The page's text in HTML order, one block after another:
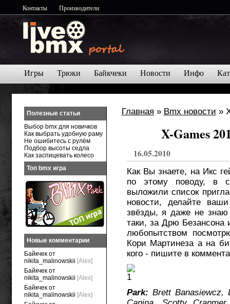
Контакты Производители
Игры Трюки Байкчеки Новости Инфо
Главная » Bmx новости »
X-Games
16.05.2010
Как Вы знаете, на Икс
по этому поводу, в
выложили список
новости, делайте
звёзды, я даже не знаю
таки, за Дрю Безансона
любопытством
Кори Мартинеза а на
кого - пишите в
Park: Brett Banasiewcz,
Полезные статьи
Выбор bmx для новичков
Как выбрать удобную раму
Не ошибитесь с рулём
Подбор высоты седла
Как заспицевать колесо
Топ bmx игра
Новые комментарии
Байкчек от
nikita_malinowskii [Alex]
Байкчек от
nikita_malinowskii [Alex]
Байкчек от
nikita_malinowskii [Alex]